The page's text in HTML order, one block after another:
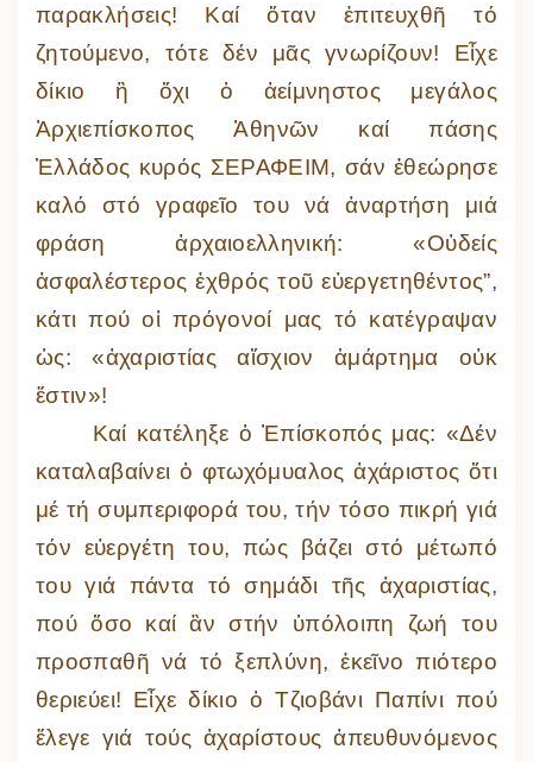
παρακλήσεις! Καί ὅταν ἐπιτευχθῆ τό
ζητούμενο, τότε δέν μᾶς γνωρίζουν! Εἶχε
δίκιο ἢ ὄχι ὁ ἀείμνηστος μεγάλος
Ἀρχιεπίσκοπος Ἀθηνῶν καί πάσης
Ἑλλάδος κυρός ΣΕΡΑΦΕΙΜ, σάν ἐθεώρησε
καλό στό γραφεῖο του νά ἀναρτήση μιά
φράση ἀρχαιοελληνική: «Οὐδείς
ἀσφαλέστερος ἐχθρός τοῦ εὐεργετηθέντος”,
κάτι πού οἱ πρόγονοί μας τό κατέγραψαν
ὡς: «ἀχαριστίας αἴσχιον ἁμάρτημα οὐκ
ἔστιν»!
Καί κατέληξε ὁ Ἐπίσκοπός μας: «Δέν
καταλαβαίνει ὁ φτωχόμυαλος ἀχάριστος ὅτι
μέ τή συμπεριφορά του, τήν τόσο πικρή γιά
τόν εὐεργέτη του, πώς βάζει στό μέτωπό
του γιά πάντα τό σημάδι τῆς ἀχαριστίας,
πού ὅσο καί ἂν στήν ὑπόλοιπη ζωή του
προσπαθῆ νά τό ξεπλύνη, ἐκεῖνο πιότερο
θεριεύει! Εἶχε δίκιο ὁ Τζιοβάνι Παπίνι πού
ἔλεγε γιά τούς ἀχαρίστους ἀπευθυνόμενος